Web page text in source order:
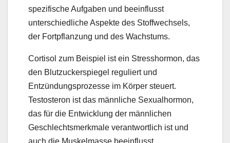
spezifische Aufgaben und beeinflusst
unterschiedliche Aspekte des Stoffwechsels,
der Fortpflanzung und des Wachstums.
Cortisol zum Beispiel ist ein Stresshormon, das
den Blutzuckerspiegel reguliert und
Entzündungsprozesse im Körper steuert.
Testosteron ist das männliche Sexualhormon,
das für die Entwicklung der männlichen
Geschlechtsmerkmale verantwortlich ist und
auch die Muskelmasse beeinflusst.